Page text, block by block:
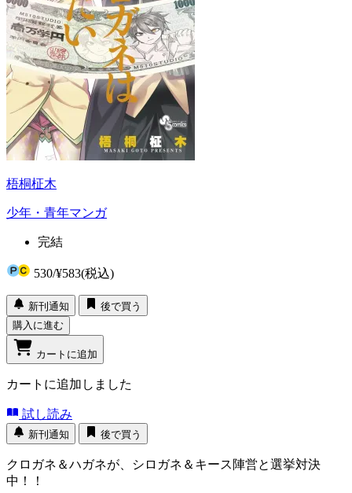
梧桐柾木
少年・青年マンガ
完結
530/¥583(税込)
新刊通知
後で買う
購入に進む
カートに追加
カートに追加しました
試し読み
新刊通知 後で買う
クロガネ＆ハガネが、シロガネ＆キース陣営と選挙対決
中！！